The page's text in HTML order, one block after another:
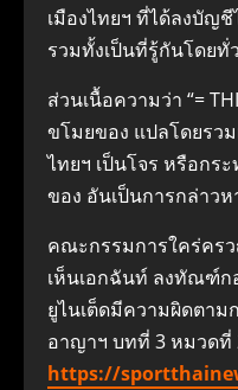
เมืองไทยฯ ที่ได้ลงบัญ
รวมทั้งเป็นที่รู้กันโดยทั่
ส่วนเนื้อความว่า “=
ขโมยของ แปลโดยรว
ไทยฯ เป็นโจร หรือกร
ของ อันเป็นการกล่าว
คณะกรรมการใคร่คร
เห็นเอกฉันท์ ลงทัณฑ์ก
ยูไนเต็ดมีความผิดตา
อาญาฯ บทที่ 3 หมวดที่
https://